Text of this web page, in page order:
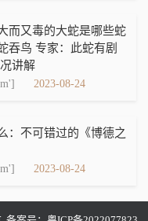
而又毒的大蛇是哪些蛇
吞鸟 专家：此蛇有剧
讲解
2023-08-24
：不可错过的《博德之
2023-08-24